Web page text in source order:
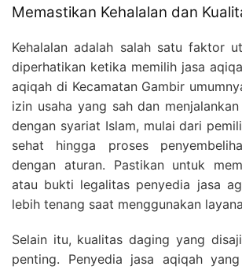
Memastikan Kehalalan dan
Kehalalan adalah salah satu faktor
diperhatikan ketika memilih jasa
aqiqah di Kecamatan Gambir
izin usaha yang sah dan
dengan syariat Islam, mulai dari
sehat hingga proses
dengan aturan. Pastikan untuk
atau bukti legalitas penyedia jasa
lebih tenang saat menggunakan
Selain itu, kualitas daging yang
penting. Penyedia jasa aqiqah